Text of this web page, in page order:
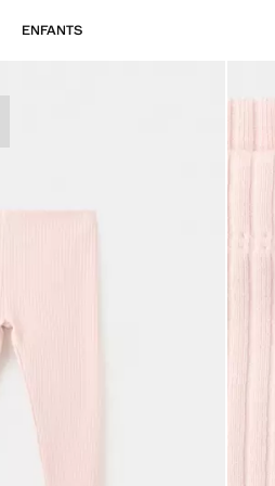
ENFANTS